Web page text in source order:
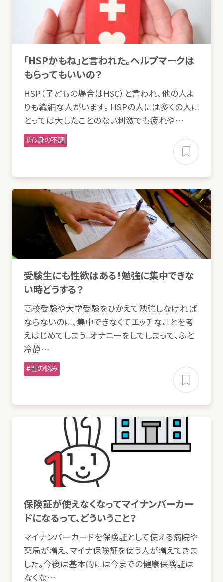
「HSPかもね」と言われた。ヘルプマークは
もらってもいいの？
HSP（子どもの場合はHSC）と言われ、他の人よ
りも繊細な人がいます。 HSPの人には多くの人に
とっては大したことのない刺激でも疲れや…
心身の不調
受験生にも性欲はある！勉強に集中できな
い時どうする？
高校受験や大学受験をひかえて勉強しなければ
ならないのに、 集中できなくてエッチなことを考
えはじめてしまう。オナニーをしてしまって、ふと
冷静…
性の悩み
保険証が使えなくなってマイナンバーカー
ドになるって、どういうこと？
マイナンバーカードを保険証として使える病院や
薬局が増え、マイナ保険証を使う人が増えてきま
した。今後は基本的には今までの健康保険証は
なくな…